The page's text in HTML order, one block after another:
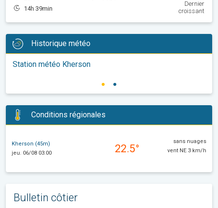
14h 39min
Dernier
croissant
Historique météo
Station météo Kherson
Conditions régionales
Kherson (45m)
jeu. 06/08 03:00
22.5°
sans nuages
vent NE 3 km/h
Bulletin côtier